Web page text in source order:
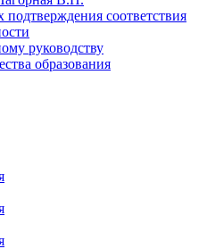
подтверждения соответствия
руководству
образования